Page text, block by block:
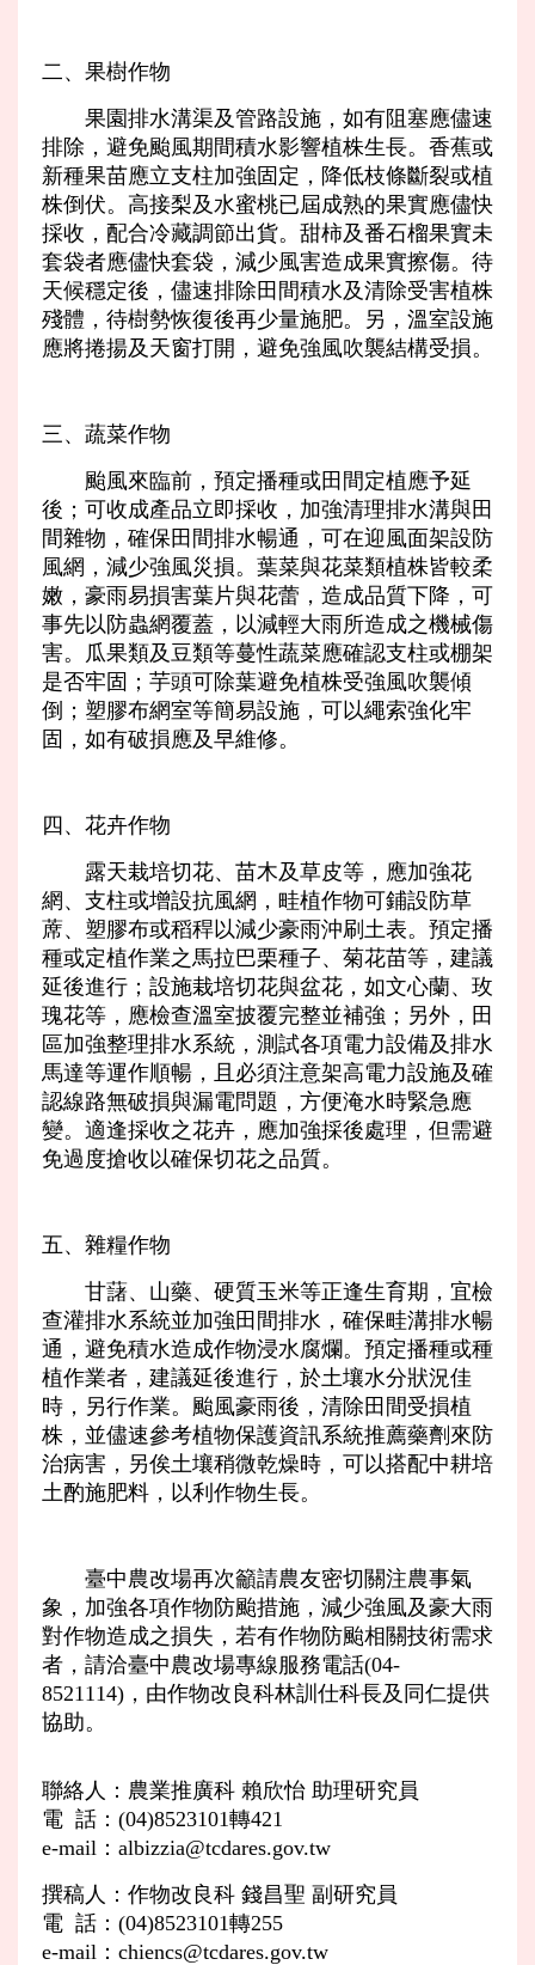
二、果樹作物
果園排水溝渠及管路設施，如有阻塞應儘速
排除，避免颱風期間積水影響植株生長。香蕉或
新種果苗應立支柱加強固定，降低枝條斷裂或植
株倒伏。高接梨及水蜜桃已屆成熟的果實應儘快
採收，配合冷藏調節出貨。甜柿及番石榴果實未
套袋者應儘快套袋，減少風害造成果實擦傷。待
天候穩定後，儘速排除田間積水及清除受害植株
殘體，待樹勢恢復後再少量施肥。另，溫室設施
應將捲揚及天窗打開，避免強風吹襲結構受損。
三、蔬菜作物
颱風來臨前，預定播種或田間定植應予延
後；可收成產品立即採收，加強清理排水溝與田
間雜物，確保田間排水暢通，可在迎風面架設防
風網，減少強風災損。葉菜與花菜類植株皆較柔
嫩，豪雨易損害葉片與花蕾，造成品質下降，可
事先以防蟲網覆蓋，以減輕大雨所造成之機械傷
害。瓜果類及豆類等蔓性蔬菜應確認支柱或棚架
是否牢固；芋頭可除葉避免植株受強風吹襲傾
倒；塑膠布網室等簡易設施，可以繩索強化牢
固，如有破損應及早維修。
四、花卉作物
露天栽培切花、苗木及草皮等，應加強花
網、支柱或增設抗風網，畦植作物可鋪設防草
蓆、塑膠布或稻稈以減少豪雨沖刷土表。預定播
種或定植作業之馬拉巴栗種子、菊花苗等，建議
延後進行；設施栽培切花與盆花，如文心蘭、玫
瑰花等，應檢查溫室披覆完整並補強；另外，田
區加強整理排水系統，測試各項電力設備及排水
馬達等運作順暢，且必須注意架高電力設施及確
認線路無破損與漏電問題，方便淹水時緊急應
變。適逢採收之花卉，應加強採後處理，但需避
免過度搶收以確保切花之品質。
五、雜糧作物
甘藷、山藥、硬質玉米等正逢生育期，宜檢
查灌排水系統並加強田間排水，確保畦溝排水暢
通，避免積水造成作物浸水腐爛。預定播種或種
植作業者，建議延後進行，於土壤水分狀況佳
時，另行作業。颱風豪雨後，清除田間受損植
株，並儘速參考植物保護資訊系統推薦藥劑來防
治病害，另俟土壤稍微乾燥時，可以搭配中耕培
土酌施肥料，以利作物生長。
臺中農改場再次籲請農友密切關注農事氣
象，加強各項作物防颱措施，減少強風及豪大雨
對作物造成之損失，若有作物防颱相關技術需求
者，請洽臺中農改場專線服務電話(04-
8521114)，由作物改良科林訓仕科長及同仁提供
協助。
聯絡人：農業推廣科 賴欣怡 助理研究員
電 話：(04)8523101轉421
e-mail：albizzia@tcdares.gov.tw
撰稿人：作物改良科 錢昌聖 副研究員
電 話：(04)8523101轉255
e-mail：chiencs@tcdares.gov.tw